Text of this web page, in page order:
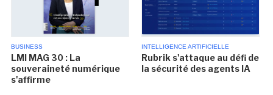
BUSINESS
LMI MAG 30 : La
souveraineté numérique
s'affirme
INTELLIGENCE ARTIFICIELLE
Rubrik s'attaque au défi de
la sécurité des agents IA